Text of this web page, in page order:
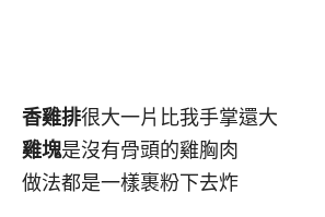
香雞排很大一片比我手掌還大
雞塊是沒有骨頭的雞胸肉
做法都是一樣裹粉下去炸